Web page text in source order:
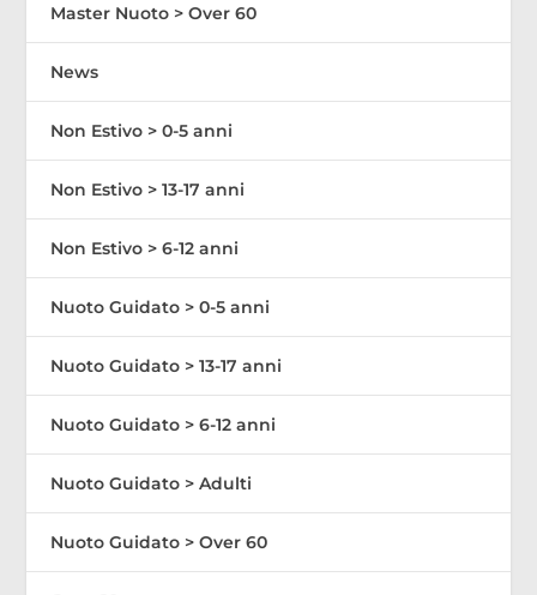
Master Nuoto > Over 60
News
Non Estivo > 0-5 anni
Non Estivo > 13-17 anni
Non Estivo > 6-12 anni
Nuoto Guidato > 0-5 anni
Nuoto Guidato > 13-17 anni
Nuoto Guidato > 6-12 anni
Nuoto Guidato > Adulti
Nuoto Guidato > Over 60